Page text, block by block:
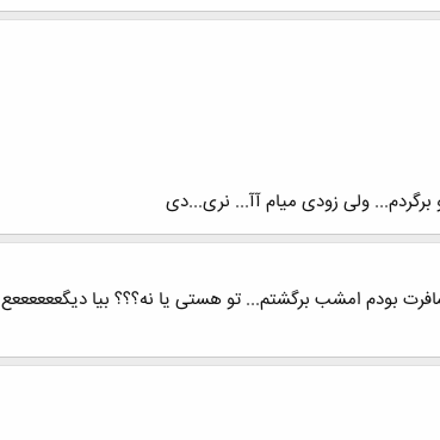
ولی زودی میام آآ... نری...دی
مسافرت بودم امشب برگشتم... تو هستی یا نه؟؟؟ بیا دیگععععععع